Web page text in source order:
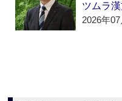
ツムラ
2026年